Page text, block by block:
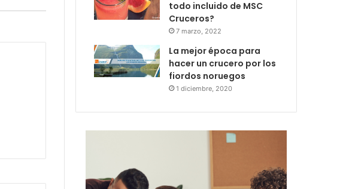
todo incluido de MSC
Cruceros?
7 marzo, 2022
La mejor época para
hacer un crucero por los
fiordos noruegos
1 diciembre, 2020